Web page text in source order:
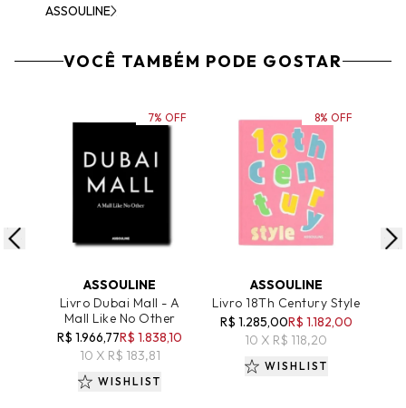
ASSOULINE
VOCÊ TAMBÉM PODE GOSTAR
ASSOULINE
Livro Dubai Mall - A
Mall Like No Other
R$ 1.966,77R$ 1.838,10
10 X R$ 183,81
7% OFF
WISHLIST
ASSOULINE
Livro 18Th Century Style
R$ 1.285,00R$ 1.182,00
10 X R$ 118,20
8% OFF
WISHLIST